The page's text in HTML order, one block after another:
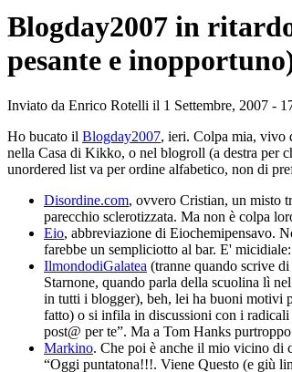
Blogday2007 in
pesante e
Inviato da Enrico Rotelli il 1 Settembre, 2007 -
Ho bucato il Blogday2007, ieri. Colpa mia, vivo
nella Casa di Kikko, o nel blogroll (a destra per
unordered list va per ordine alfabetico, non di
Disordine.com, ovvero Cristian, un misto
parecchio sclerotizzata. Ma non è colpa
Eio, abbreviazione di Eiochemipensavo.
farebbe un sempliciotto al bar. E'
IlmondodiGalatea (tranne quando scrive
Starnone, quando parla della scuolina lì
in tutti i blogger), beh, lei ha buoni motivi
fatto) o si infila in discussioni con i
post@ per te”. Ma a Tom Hanks
Markino. Che poi è anche il mio vicino di
“Oggi puntatona!!!. Viene Questo (e giù